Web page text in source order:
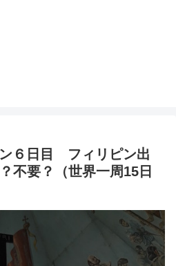
６日目 フィリピン出
不要︎？（世界一周15日